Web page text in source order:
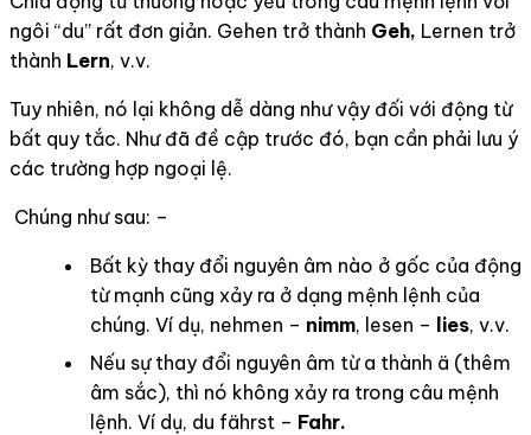
ngôi “du” rất đơn giản. Gehen trở thành Geh, Lernen trở
thành Lern, v.v.
Tuy nhiên, nó lại không dễ dàng như vậy đối với động từ
bất quy tắc. Như đã đề cập trước đó, bạn cần phải lưu ý
các trường hợp ngoại lệ.
Chúng như sau: –
Bất kỳ thay đổi nguyên âm nào ở gốc của động
từ mạnh cũng xảy ra ở dạng mệnh lệnh của
chúng. Ví dụ, nehmen – nimm, lesen – lies, v.v.
Nếu sự thay đổi nguyên âm từ a thành ä (thêm
âm sắc), thì nó không xảy ra trong câu mệnh
lệnh. Ví dụ, du fährst – Fahr.